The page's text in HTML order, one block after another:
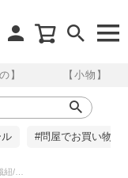
】 【小物】
ル #問屋でお買い物
牡丹